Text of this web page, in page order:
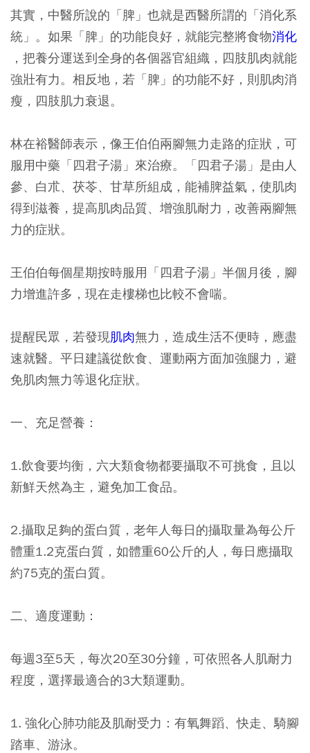
其實，中醫所說的「脾」也就是西醫所謂的「消化系
統」。如果「脾」的功能良好，就能完整將食物消化
，把養分運送到全身的各個器官組織，四肢肌肉就能
強壯有力。相反地，若「脾」的功能不好，則肌肉消
瘦，四肢肌力衰退。
林在裕醫師表示，像王伯伯兩腳無力走路的症狀，可
服用中藥「四君子湯」來治療。「四君子湯」是由人
參、白朮、茯苓、甘草所組成，能補脾益氣，使肌肉
得到滋養，提高肌肉品質、增強肌耐力，改善兩腳無
力的症狀。
王伯伯每個星期按時服用「四君子湯」半個月後，腳
力增進許多，現在走樓梯也比較不會喘。
提醒民眾，若發現肌肉無力，造成生活不便時，應盡
速就醫。平日建議從飲食、運動兩方面加強腿力，避
免肌肉無力等退化症狀。
一、充足營養：
1.飲食要均衡，六大類食物都要攝取不可挑食，且以
新鮮天然為主，避免加工食品。
2.攝取足夠的蛋白質，老年人每日的攝取量為每公斤
體重1.2克蛋白質，如體重60公斤的人，每日應攝取
約75克的蛋白質。
二、適度運動：
每週3至5天，每次20至30分鐘，可依照各人肌耐力
程度，選擇最適合的3大類運動。
1. 強化心肺功能及肌耐受力：有氧舞蹈、快走、騎腳
踏車、游泳。